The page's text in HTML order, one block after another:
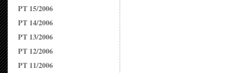
PT 15/2006
PT 14/2006
PT 13/2006
PT 12/2006
PT 11/2006